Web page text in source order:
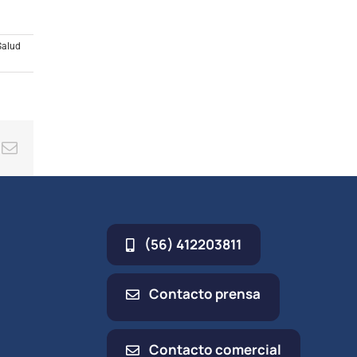
Correo
(56) 412203811
Contacto prensa
Contacto comercial